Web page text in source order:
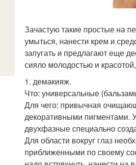
Зачастую такие простые на
умыться, нанести крем и
запугать и предлагают еще
сияло молодостью и
1. демакияж.
Что: универсальные
Для чего: привычная
декоративными пигментами.
двухфазные специально
Для области вокруг глаз
приближенными по своему